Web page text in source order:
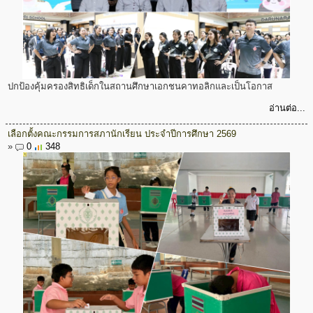
ปกป้องคุ้มครองสิทธิเด็กในสถานศึกษาเอกชนคาทอลิกและเป็นโอกาส
อ่านต่อ...
เลือกตั้งคณะกรรมการสภานักเรียน ประจำปีการศึกษา 2569
»
0 348